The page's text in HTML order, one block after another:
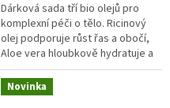
Dárková sada tří bio olejů pro
komplexní péči o tělo. Ricinový
olej podporuje růst řas a obočí,
Aloe vera hloubkově hydratuje a
zklidňuje, Devatero kvítí
uvolňuje namožené svaly...
Novinka